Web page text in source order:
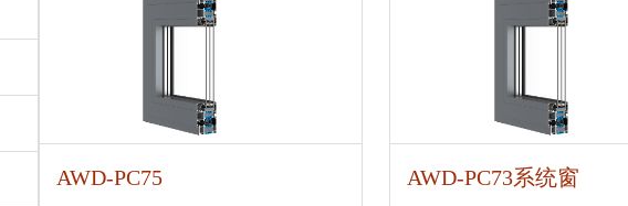
AWD-PC75 AWD-PC73系统窗